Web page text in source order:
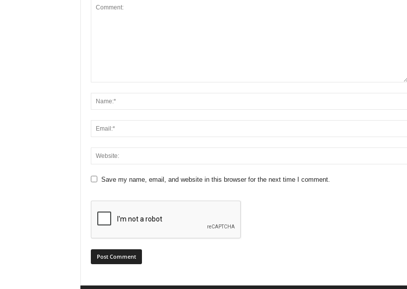
Save my name, email, and website in this browser for the next time I comment.